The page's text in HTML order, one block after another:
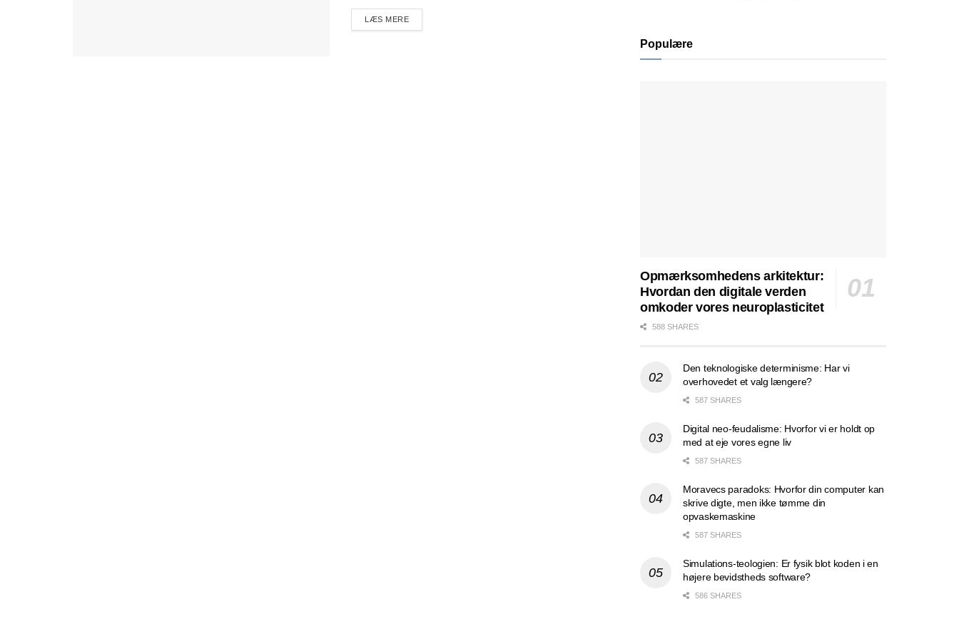
LÆS MEREDETAILS
Populære
Opmærksomhedens arkitektur:
Hvordan den digitale verden
omkoder vores neuroplasticitet
588 SHARES
Den teknologiske determinisme: Har vi
overhovedet et valg længere?
587 SHARES
Digital neo-feudalisme: Hvorfor vi er holdt op
med at eje vores egne liv
587 SHARES
Moravecs paradoks: Hvorfor din computer kan
skrive digte, men ikke tømme din
opvaskemaskine
587 SHARES
Simulations-teologien: Er fysik blot koden i en
højere bevidstheds software?
586 SHARES